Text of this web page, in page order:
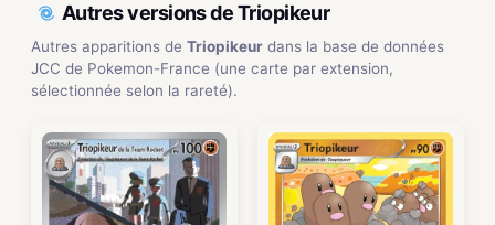
Autres versions de Triopikeur
Autres apparitions de Triopikeur dans la base de données
JCC de Pokemon-France (une carte par extension,
sélectionnée selon la rareté).